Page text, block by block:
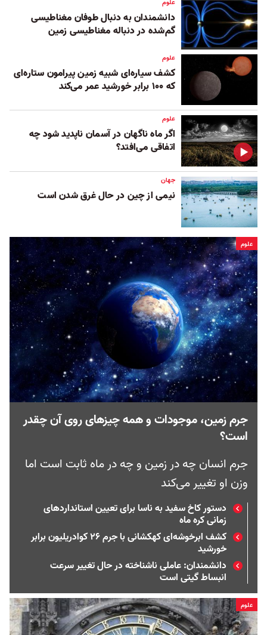
دانشمندان به دنبال طوفان‌ مغناطیسی
گم‌شده در دنباله مغناطیسی زمین
علوم
کشف سیاره‌ای شبیه زمین پیرامون ستاره‌ای
که ۱۰۰ برابر خورشید عمر می‌کند
علوم
اگر ماه ناگهان در آسمان ناپدید شود چه
اتفاقی می‌افتد؟
جهان
نیمی از چین در حال غرق شدن است
علوم
جرم زمین، موجودات و همه چیزهای روی آن چقدر
است؟
جرم انسان چه در زمین و چه در ماه ثابت است اما
وزن او تغییر می‌کند
دستور کاخ سفید به ناسا برای تعیین استانداردهای
زمانی کره ماه
کشف ابرخوشه‌ای کهکشانی با جرم ۲۶ کوادریلیون برابر
خورشید
دانشمندان: عاملی ناشناخته در حال تغییر سرعت
انبساط گیتی است
علوم